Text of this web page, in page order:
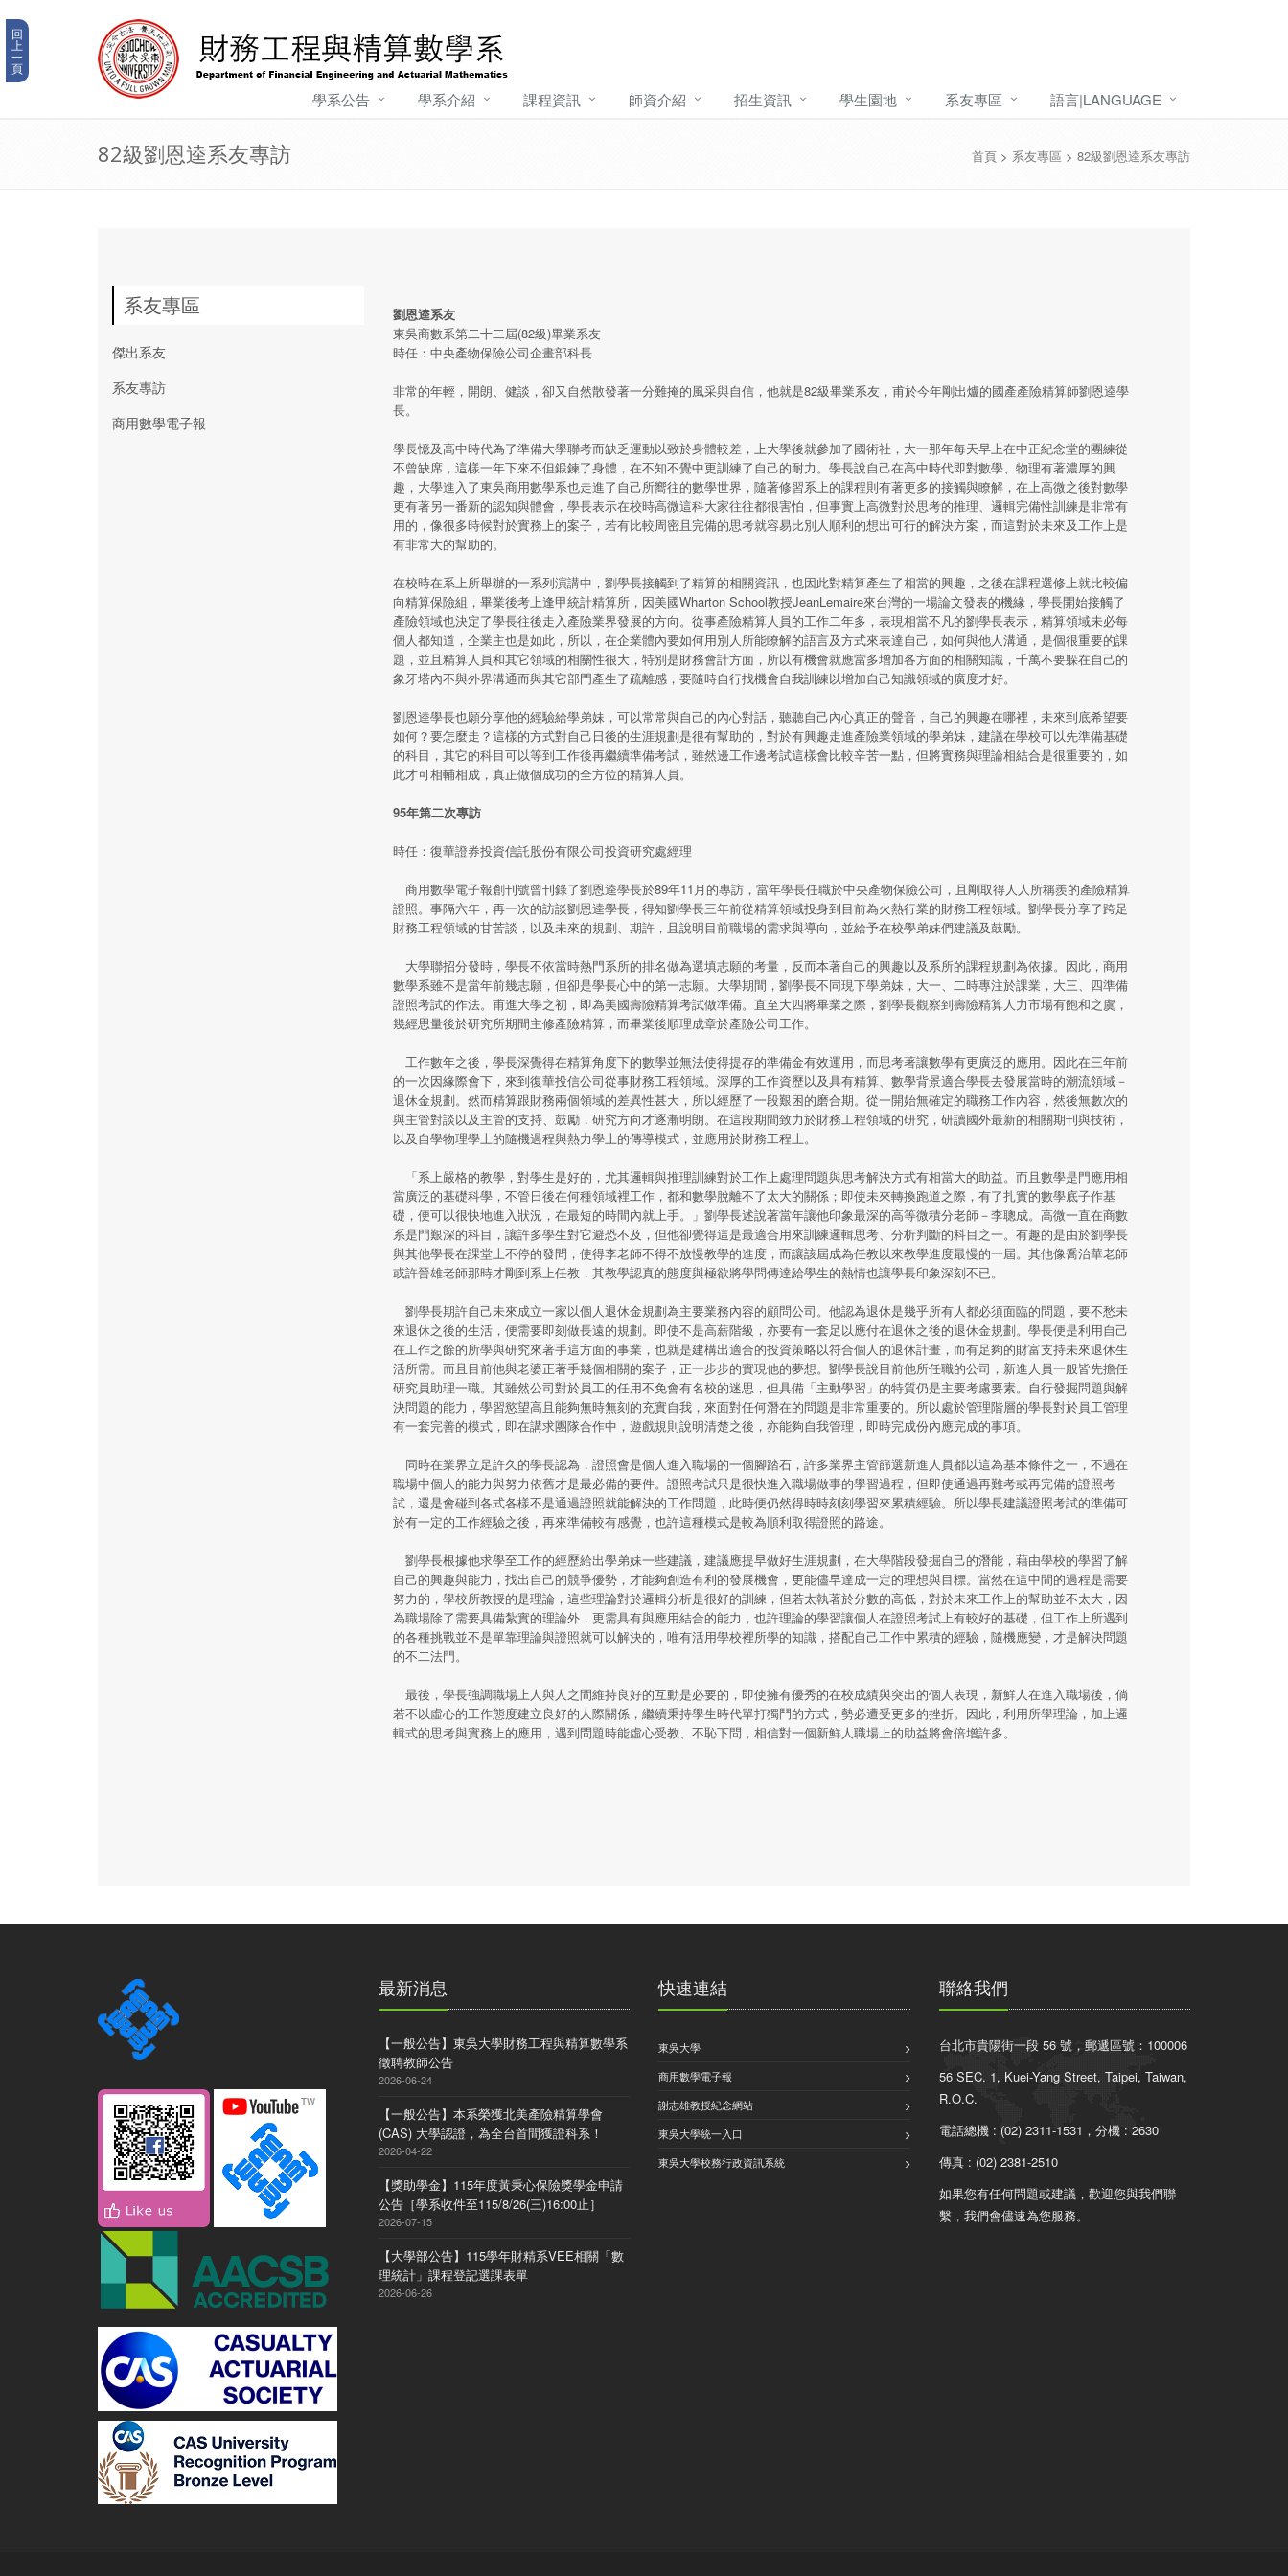
回
上
一
頁
學系公告 學系介紹 課程資訊 師資介紹 招生資訊 學生園地 系友專區 語言|LANGUAGE
82級劉恩逵系友專訪 首頁 > 系友專區 > 82級劉恩逵系友專訪
系友專區
傑出系友
系友專訪
商用數學電子報
劉恩逵系友
東吳商數系第二十二屆(82級)畢業系友
時任：中央產物保險公司企畫部科長
非常的年輕，開朗、健談，卻又自然散發著一分難掩的風采與自信，他就是82級畢業系友，甫於今年剛出爐的國產產險精算師劉恩逵學
長。
學長憶及高中時代為了準備大學聯考而缺乏運動以致於身體較差，上大學後就參加了國術社，大一那年每天早上在中正紀念堂的團練從
不曾缺席，這樣一年下來不但鍛鍊了身體，在不知不覺中更訓練了自己的耐力。學長說自己在高中時代即對數學、物理有著濃厚的興
趣，大學進入了東吳商用數學系也走進了自己所嚮往的數學世界，隨著修習系上的課程則有著更多的接觸與瞭解，在上高微之後對數學
更有著另一番新的認知與體會，學長表示在校時高微這科大家往往都很害怕，但事實上高微對於思考的推理、邏輯完備性訓練是非常有
用的，像很多時候對於實務上的案子，若有比較周密且完備的思考就容易比別人順利的想出可行的解決方案，而這對於未來及工作上是
有非常大的幫助的。
在校時在系上所舉辦的一系列演講中，劉學長接觸到了精算的相關資訊，也因此對精算產生了相當的興趣，之後在課程選修上就比較偏
向精算保險組，畢業後考上逢甲統計精算所，因美國Wharton School教授JeanLemaire來台灣的一場論文發表的機緣，學長開始接觸了
產險領域也決定了學長往後走入產險業界發展的方向。從事產險精算人員的工作二年多，表現相當不凡的劉學長表示，精算領域未必每
個人都知道，企業主也是如此，所以，在企業體內要如何用別人所能瞭解的語言及方式來表達自己，如何與他人溝通，是個很重要的課
題，並且精算人員和其它領域的相關性很大，特別是財務會計方面，所以有機會就應當多增加各方面的相關知識，千萬不要躲在自己的
象牙塔內不與外界溝通而與其它部門產生了疏離感，要隨時自行找機會自我訓練以增加自己知識領域的廣度才好。
劉恩逵學長也願分享他的經驗給學弟妹，可以常常與自己的內心對話，聽聽自己內心真正的聲音，自己的興趣在哪裡，未來到底希望要
如何？要怎麼走？這樣的方式對自己日後的生涯規劃是很有幫助的，對於有興趣走進產險業領域的學弟妹，建議在學校可以先準備基礎
的科目，其它的科目可以等到工作後再繼續準備考試，雖然邊工作邊考試這樣會比較辛苦一點，但將實務與理論相結合是很重要的，如
此才可相輔相成，真正做個成功的全方位的精算人員。
95年第二次專訪
時任：復華證券投資信託股份有限公司投資研究處經理
商用數學電子報創刊號曾刊錄了劉恩逵學長於89年11月的專訪，當年學長任職於中央產物保險公司，且剛取得人人所稱羨的產險精算
證照。事隔六年，再一次的訪談劉恩逵學長，得知劉學長三年前從精算領域投身到目前為火熱行業的財務工程領域。劉學長分享了跨足
財務工程領域的甘苦談，以及未來的規劃、期許，且說明目前職場的需求與導向，並給予在校學弟妹們建議及鼓勵。
大學聯招分發時，學長不依當時熱門系所的排名做為選填志願的考量，反而本著自己的興趣以及系所的課程規劃為依據。因此，商用
數學系雖不是當年前幾志願，但卻是學長心中的第一志願。大學期間，劉學長不同現下學弟妹，大一、二時專注於課業，大三、四準備
證照考試的作法。甫進大學之初，即為美國壽險精算考試做準備。直至大四將畢業之際，劉學長觀察到壽險精算人力市場有飽和之虞，
幾經思量後於研究所期間主修產險精算，而畢業後順理成章於產險公司工作。
工作數年之後，學長深覺得在精算角度下的數學並無法使得提存的準備金有效運用，而思考著讓數學有更廣泛的應用。因此在三年前
的一次因緣際會下，來到復華投信公司從事財務工程領域。深厚的工作資歷以及具有精算、數學背景適合學長去發展當時的潮流領域－
退休金規劃。然而精算跟財務兩個領域的差異性甚大，所以經歷了一段艱困的磨合期。從一開始無確定的職務工作內容，然後無數次的
與主管對談以及主管的支持、鼓勵，研究方向才逐漸明朗。在這段期間致力於財務工程領域的研究，研讀國外最新的相關期刊與技術，
以及自學物理學上的隨機過程與熱力學上的傳導模式，並應用於財務工程上。
「系上嚴格的教學，對學生是好的，尤其邏輯與推理訓練對於工作上處理問題與思考解決方式有相當大的助益。而且數學是門應用相
當廣泛的基礎科學，不管日後在何種領域裡工作，都和數學脫離不了太大的關係；即使未來轉換跑道之際，有了扎實的數學底子作基
礎，便可以很快地進入狀況，在最短的時間內就上手。」劉學長述說著當年讓他印象最深的高等微積分老師－李聰成。高微一直在商數
系是門艱深的科目，讓許多學生對它避恐不及，但他卻覺得這是最適合用來訓練邏輯思考、分析判斷的科目之一。有趣的是由於劉學長
與其他學長在課堂上不停的發問，使得李老師不得不放慢教學的進度，而讓該屆成為任教以來教學進度最慢的一屆。其他像喬治華老師
或許晉雄老師那時才剛到系上任教，其教學認真的態度與極欲將學問傳達給學生的熱情也讓學長印象深刻不已。
劉學長期許自己未來成立一家以個人退休金規劃為主要業務內容的顧問公司。他認為退休是幾乎所有人都必須面臨的問題，要不愁未
來退休之後的生活，便需要即刻做長遠的規劃。即使不是高薪階級，亦要有一套足以應付在退休之後的退休金規劃。學長便是利用自己
在工作之餘的所學與研究來著手這方面的事業，也就是建構出適合的投資策略以符合個人的退休計畫，而有足夠的財富支持未來退休生
活所需。而且目前他與老婆正著手幾個相關的案子，正一步步的實現他的夢想。劉學長說目前他所任職的公司，新進人員一般皆先擔任
研究員助理一職。其雖然公司對於員工的任用不免會有名校的迷思，但具備「主動學習」的特質仍是主要考慮要素。自行發掘問題與解
決問題的能力，學習慾望高且能夠無時無刻的充實自我，來面對任何潛在的問題是非常重要的。所以處於管理階層的學長對於員工管理
有一套完善的模式，即在講求團隊合作中，遊戲規則說明清楚之後，亦能夠自我管理，即時完成份內應完成的事項。
同時在業界立足許久的學長認為，證照會是個人進入職場的一個腳踏石，許多業界主管篩選新進人員都以這為基本條件之一，不過在
職場中個人的能力與努力依舊才是最必備的要件。證照考試只是很快進入職場做事的學習過程，但即使通過再難考或再完備的證照考
試，還是會碰到各式各樣不是通過證照就能解決的工作問題，此時便仍然得時時刻刻學習來累積經驗。所以學長建議證照考試的準備可
於有一定的工作經驗之後，再來準備較有感覺，也許這種模式是較為順利取得證照的路途。
劉學長根據他求學至工作的經歷給出學弟妹一些建議，建議應提早做好生涯規劃，在大學階段發掘自己的潛能，藉由學校的學習了解
自己的興趣與能力，找出自己的競爭優勢，才能夠創造有利的發展機會，更能儘早達成一定的理想與目標。當然在這中間的過程是需要
努力的，學校所教授的是理論，這些理論對於邏輯分析是很好的訓練，但若太執著於分數的高低，對於未來工作上的幫助並不太大，因
為職場除了需要具備紮實的理論外，更需具有與應用結合的能力，也許理論的學習讓個人在證照考試上有較好的基礎，但工作上所遇到
的各種挑戰並不是單靠理論與證照就可以解決的，唯有活用學校裡所學的知識，搭配自己工作中累積的經驗，隨機應變，才是解決問題
的不二法門。
最後，學長強調職場上人與人之間維持良好的互動是必要的，即使擁有優秀的在校成績與突出的個人表現，新鮮人在進入職場後，倘
若不以虛心的工作態度建立良好的人際關係，繼續秉持學生時代單打獨鬥的方式，勢必遭受更多的挫折。因此，利用所學理論，加上邏
輯式的思考與實務上的應用，遇到問題時能虛心受教、不恥下問，相信對一個新鮮人職場上的助益將會倍增許多。
最新消息
【一般公告】東吳大學財務工程與精算數學系
徵聘教師公告
2026-06-24
【一般公告】本系榮獲北美產險精算學會
(CAS) 大學認證，為全台首間獲證科系！
2026-04-22
【獎助學金】115年度黃秉心保險獎學金申請
公告［學系收件至115/8/26(三)16:00止］
2026-07-15
【大學部公告】115學年財精系VEE相關「數
理統計」課程登記選課表單
2026-06-26
快速連結
東吳大學
商用數學電子報
謝志雄教授紀念網站
東吳大學統一入口
東吳大學校務行政資訊系統
聯絡我們
台北市貴陽街一段 56 號，郵遞區號：100006
56 SEC. 1, Kuei-Yang Street, Taipei, Taiwan,
R.O.C.
電話總機 : (02) 2311-1531，分機 : 2630
傳真 : (02) 2381-2510
如果您有任何問題或建議，歡迎您與我們聯
繫，我們會儘速為您服務。